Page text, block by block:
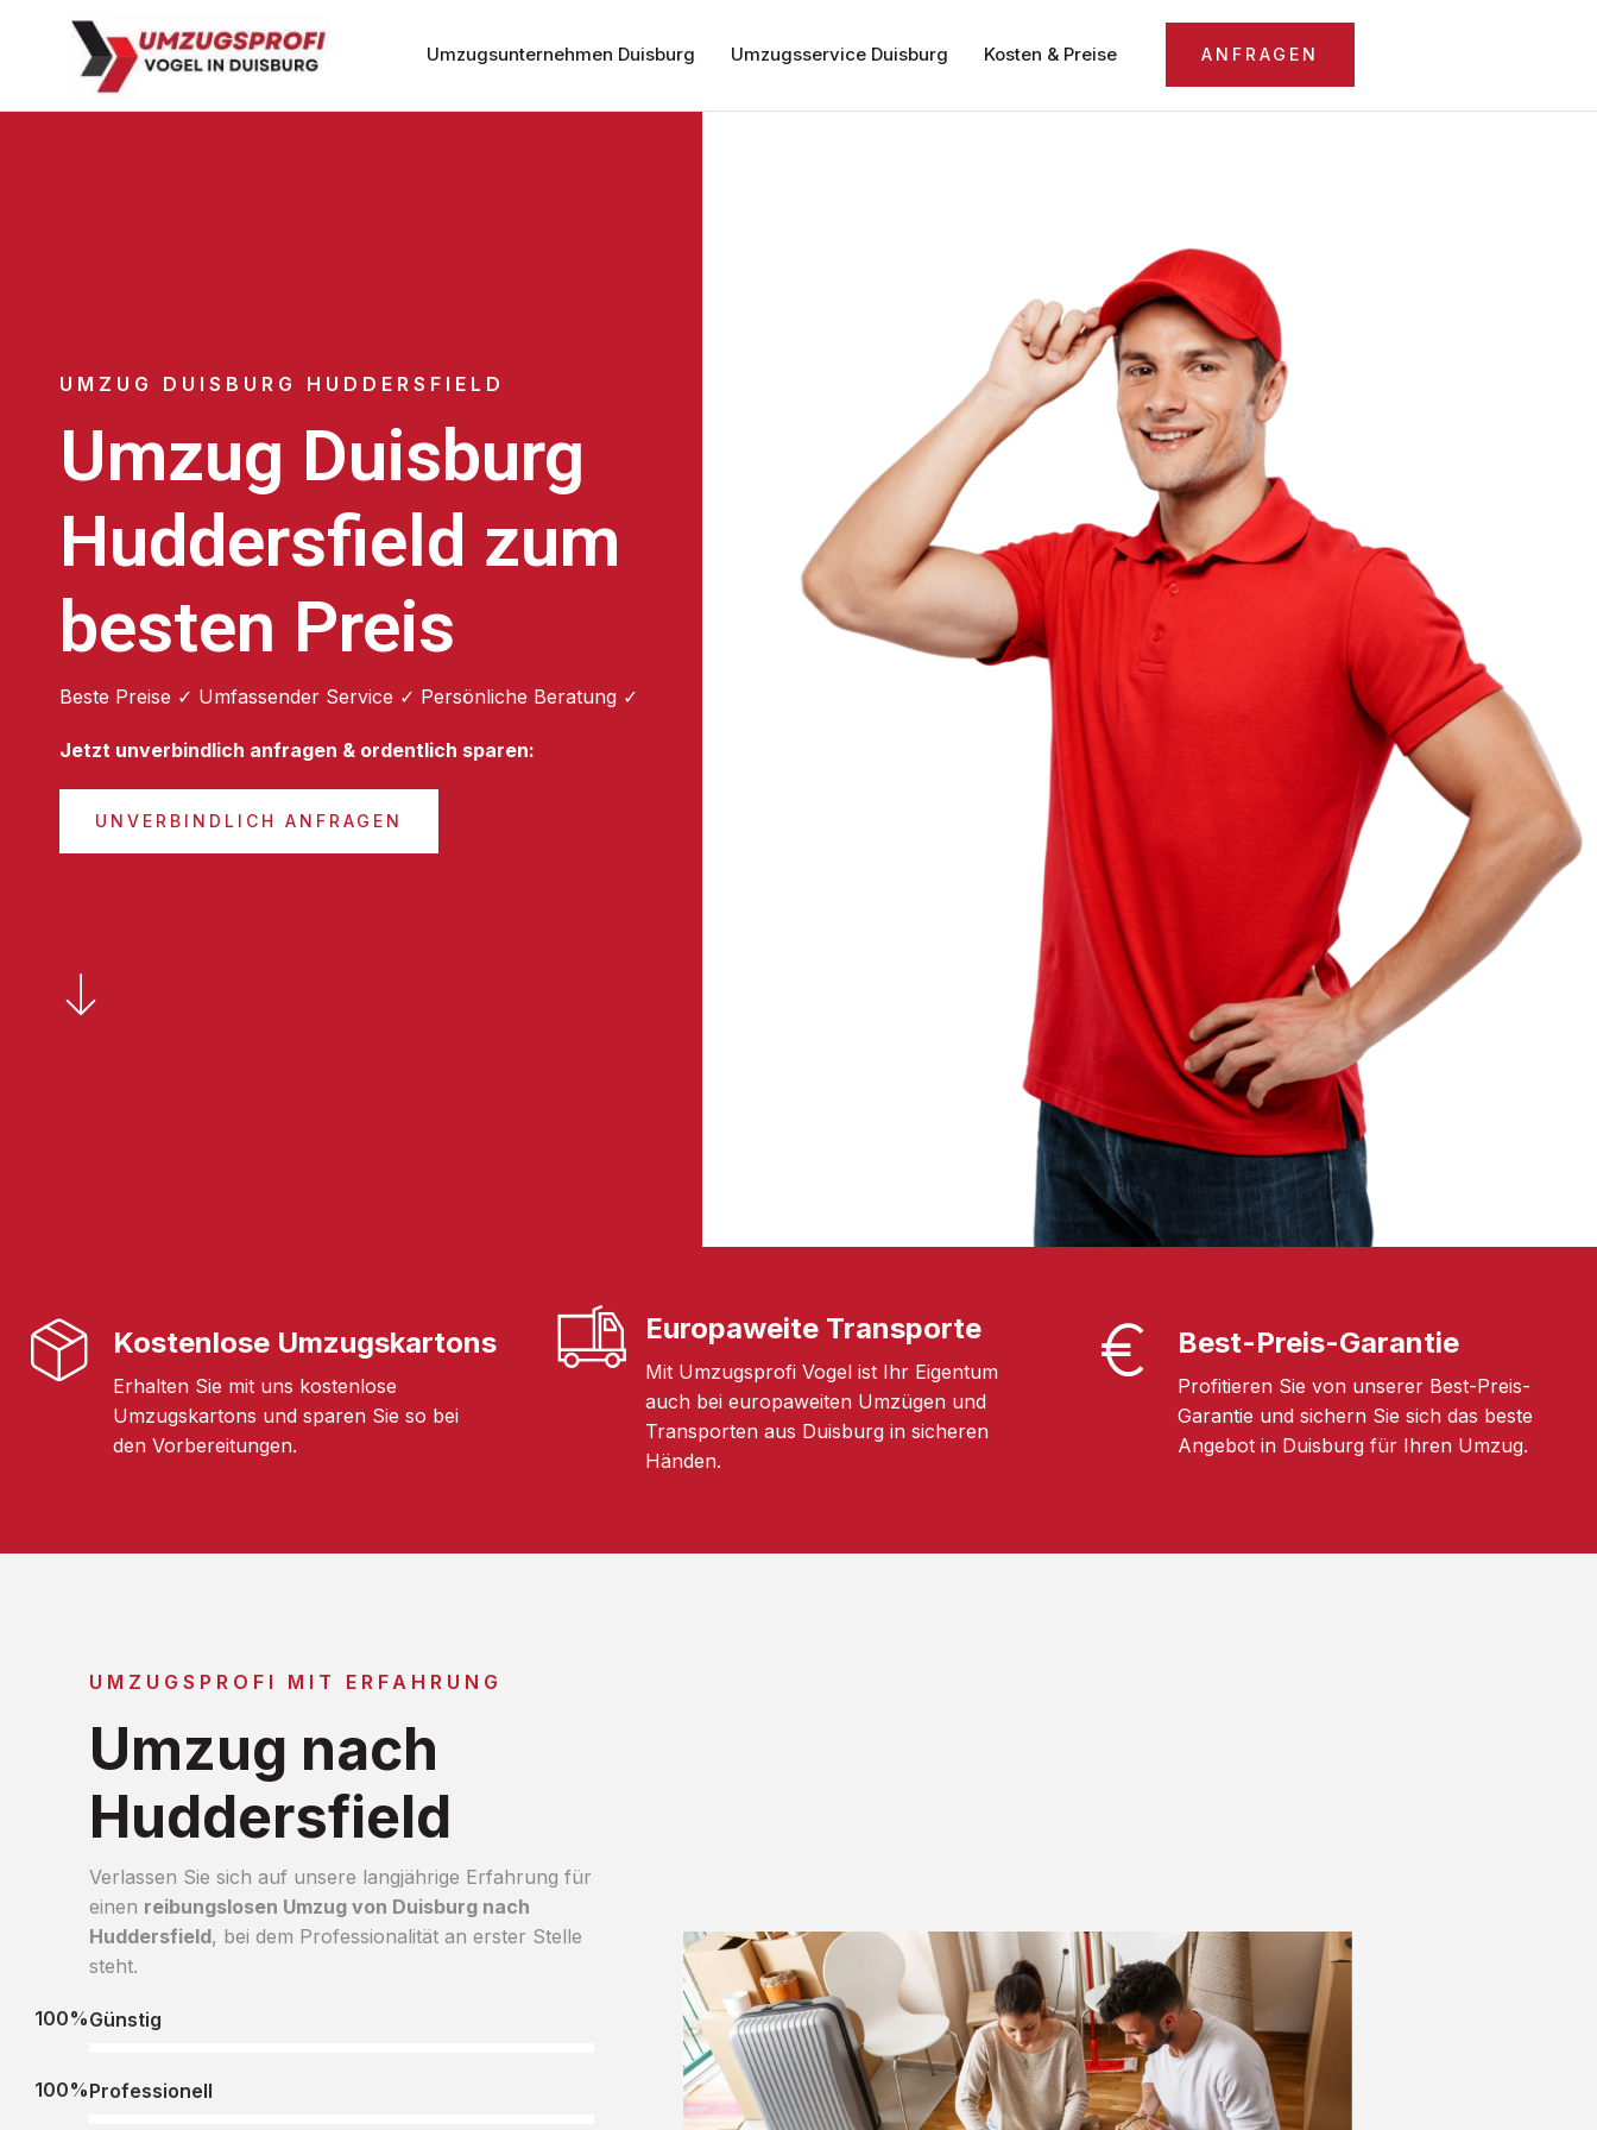
Umzugsunternehmen Duisburg Umzugsservice Duisburg Kosten & Preise ANFRAGEN
UMZUG DUISBURG HUDDERSFIELD
Umzug Duisburg
Huddersfield zum
besten Preis
Beste Preise ✓ Umfassender Service ✓ Persönliche Beratung ✓
Jetzt unverbindlich anfragen & ordentlich sparen:
UNVERBINDLICH ANFRAGEN
Kostenlose Umzugskartons
Erhalten Sie mit uns kostenlose
Umzugskartons und sparen Sie so bei
den Vorbereitungen.
Europaweite Transporte
Mit Umzugsprofi Vogel ist Ihr Eigentum
auch bei europaweiten Umzügen und
Transporten aus Duisburg in sicheren
Händen.
Best-Preis-Garantie
Profitieren Sie von unserer Best-Preis-
Garantie und sichern Sie sich das beste
Angebot in Duisburg für Ihren Umzug.
UMZUGSPROFI MIT ERFAHRUNG
Umzug nach
Huddersfield
Verlassen Sie sich auf unsere langjährige Erfahrung für
einen reibungslosen Umzug von Duisburg nach
Huddersfield, bei dem Professionalität an erster Stelle
steht.
Günstig
100%
Professionell
100%